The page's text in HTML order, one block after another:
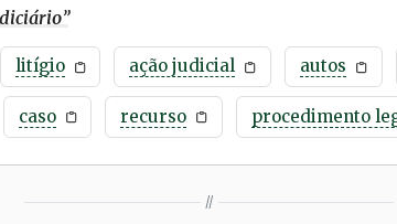
”
litígio ação judicial autos
caso recurso procedimento
//